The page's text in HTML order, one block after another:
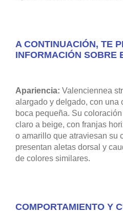
A CONTINUACIÓN, TE
INFORMACIÓN SOBRE
Apariencia: Valenciennea
alargado y delgado, con una
boca pequeña. Su
claro a beige, con franjas
o amarillo que atraviesan su
presentan aletas dorsal y
de colores similares.
COMPORTAMIENTO Y